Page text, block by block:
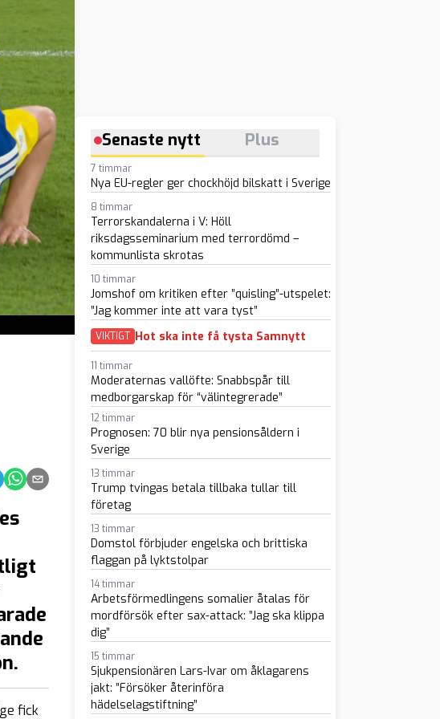
på Telegram
Dela på Whatsapp
Dela via e-post
fick
Senaste nytt Plus
7 timmar
Nya EU-regler ger chockhöjd bilskatt i Sverige
8 timmar
Terrorskandalerna i V: Höll
riksdagsseminarium med terrordömd –
kommunlista skrotas
10 timmar
Jomshof om kritiken efter ”quisling”-utspelet:
”Jag kommer inte att vara tyst”
VIKTIGT Hot ska inte få tysta Samnytt
11 timmar
Moderaternas vallöfte: Snabbspår till
medborgarskap för “välintegrerade”
12 timmar
Prognosen: 70 blir nya pensionsåldern i
Sverige
13 timmar
Trump tvingas betala tillbaka tullar till
företag
13 timmar
Domstol förbjuder engelska och brittiska
flaggan på lyktstolpar
14 timmar
Arbetsförmedlingens somalier åtalas för
mordförsök efter sax-attack: ”Jag ska klippa
dig”
15 timmar
Sjukpensionären Lars-Ivar om åklagarens
jakt: ”Försöker återinföra
hädelselagstiftning”